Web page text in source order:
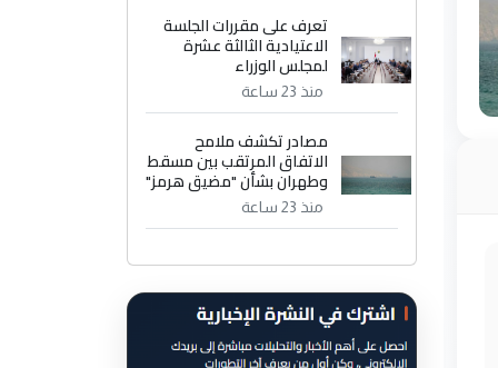
تعرف على مقررات الجلسة
الاعتيادية الثالثة عشرة
لمجلس الوزراء
منذ 23 ساعة
مصادر تكشف ملامح
الاتفاق المرتقب بين مسقط
وطهران بشأن "مضيق هرمز"
منذ 23 ساعة